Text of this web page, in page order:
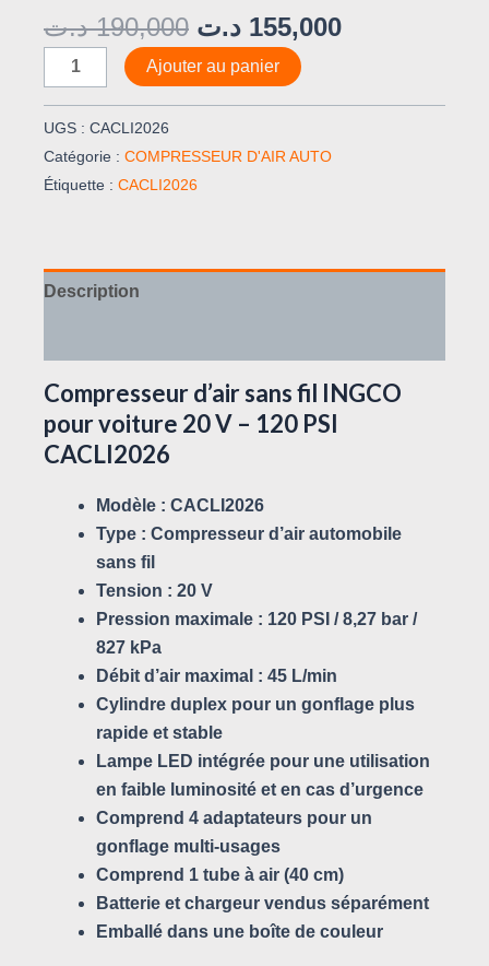
190,000 د.ت 155,000 د.ت
Ajouter au panier
UGS : CACLI2026
Catégorie : COMPRESSEUR D'AIR AUTO
Étiquette : CACLI2026
Description
Compresseur d’air sans fil INGCO
pour voiture 20 V – 120 PSI
CACLI2026
Modèle : CACLI2026
Type : Compresseur d’air automobile
sans fil
Tension : 20 V
Pression maximale : 120 PSI / 8,27 bar /
827 kPa
Débit d’air maximal : 45 L/min
Cylindre duplex pour un gonflage plus
rapide et stable
Lampe LED intégrée pour une utilisation
en faible luminosité et en cas d’urgence
Comprend 4 adaptateurs pour un
gonflage multi-usages
Comprend 1 tube à air (40 cm)
Batterie et chargeur vendus séparément
Emballé dans une boîte de couleur